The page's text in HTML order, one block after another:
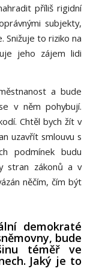
příliš rigidní
subjekty,
Snižuje to riziko na
jeho zájem lidi
a bude
v něm pohybují.
Chtěl bych žít v
uzavřít smlouvu s
podmínek budu
stran zákonů a v
něčím, čím být
demokraté
bude
téměř ve
Jaký je to